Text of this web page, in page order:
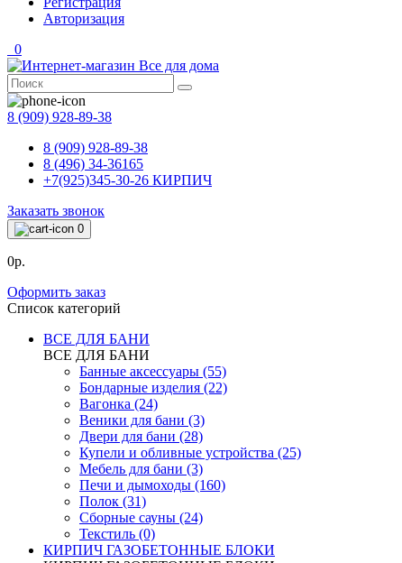
Авторизация
0
8 (909) 928-89-38
8 (909) 928-89-38
8 (496) 34-36165
+7(925)345-30-26 КИРПИЧ
Заказать звонок
0
0р.
Оформить заказ
Список категорий
ВСЕ ДЛЯ БАНИ
ВСЕ ДЛЯ БАНИ
Банные аксессуары (55)
Бондарные изделия (22)
Вагонка (24)
Веники для бани (3)
Двери для бани (28)
Купели и обливные устройства (25)
Мебель для бани (3)
Печи и дымоходы (160)
Полок (31)
Сборные сауны (24)
Текстиль (0)
КИРПИЧ ГАЗОБЕТОННЫЕ БЛОКИ